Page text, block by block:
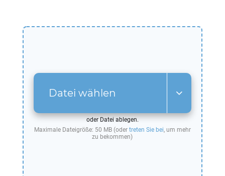
Datei wählen
oder Datei ablegen.
Maximale Dateigröße: 50 MB (oder treten Sie bei, um mehr
zu bekommen)